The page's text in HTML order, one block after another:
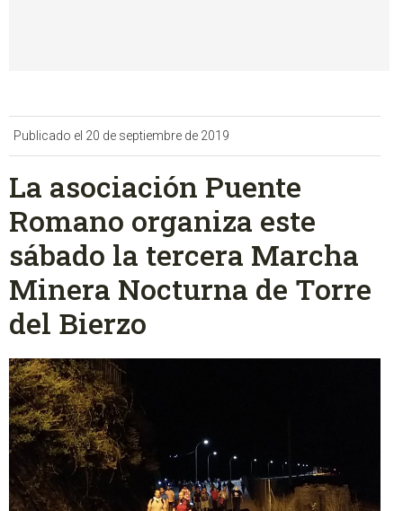
Publicado el 20 de septiembre de 2019
La asociación Puente
Romano organiza este
sábado la tercera Marcha
Minera Nocturna de Torre
del Bierzo